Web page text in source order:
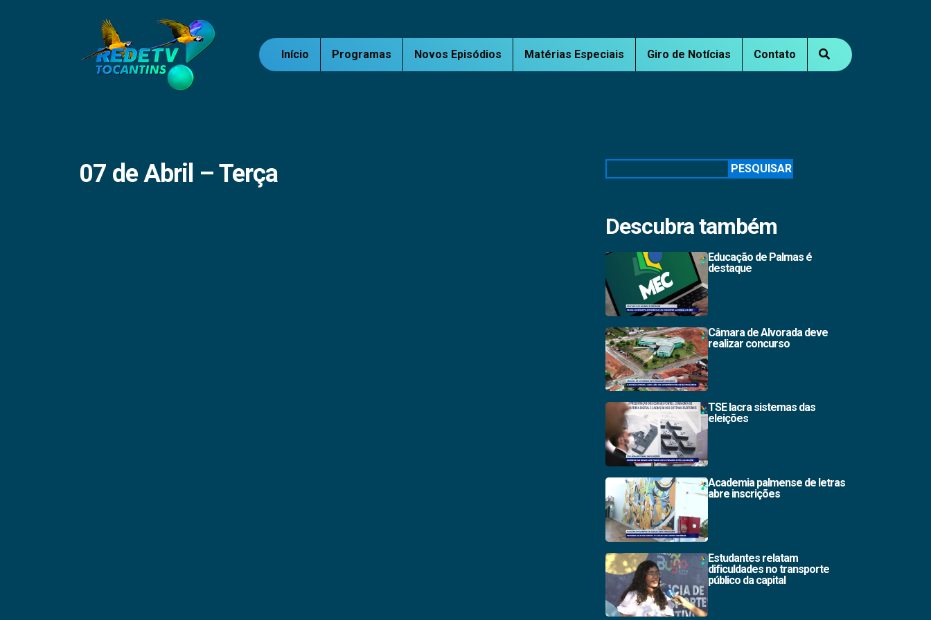
Início Programas Novos Episódios Matérias Especiais Giro de Notícias Contato
07 de Abril – Terça PESQUISAR
Descubra também
Educação de Palmas é
destaque
Câmara de Alvorada deve
realizar concurso
TSE lacra sistemas das
eleições
Academia palmense de letras
abre inscrições
Estudantes relatam
dificuldades no transporte
público da capital